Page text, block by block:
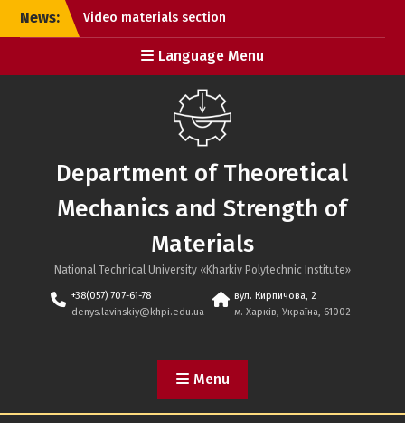
SkipNews:
Video materials section
updated
Meet the new website
design!
Language Menu
Department of Theoretical
Mechanics and Strength of
Materials
National Technical University «Kharkiv Polytechnic Institute»
+38(057) 707-61-78
denys.lavinskiy@khpi.edu.ua
вул. Кирпичова, 2
м. Харків, Україна, 61002
Menu